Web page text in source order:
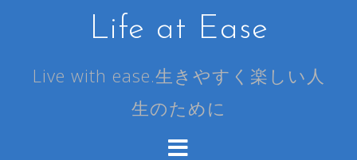
Life at Ease
Live with ease.生きやすく楽しい人
生のために